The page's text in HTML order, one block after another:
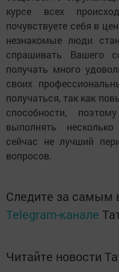
курсе всех
почувствуете себя в
незнакомые люди
спрашивать Вашего
получать много
своих
получаться, так как
способности,
выполнять
сейчас не лучший
вопросов.
Следите за самым
Telegram-канале
Читайте новости